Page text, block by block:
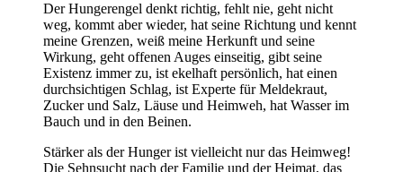
Der Hungerengel denkt richtig, fehlt nie, geht nicht
weg, kommt aber wieder, hat seine Richtung und kennt
meine Grenzen, weiß meine Herkunft und seine
Wirkung, geht offenen Auges einseitig, gibt seine
Existenz immer zu, ist ekelhaft persönlich, hat einen
durchsichtigen Schlag, ist Experte für Meldekraut,
Zucker und Salz, Läuse und Heimweh, hat Wasser im
Bauch und in den Beinen.
Stärker als der Hunger ist vielleicht nur das Heimweg!
Die Sehnsucht nach der Familie und der Heimat, das